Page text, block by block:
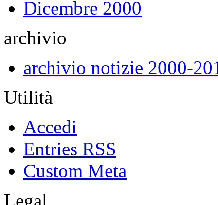
Dicembre 2000
archivio
archivio notizie 2000-
Utilità
Accedi
Entries RSS
Custom Meta
Legal